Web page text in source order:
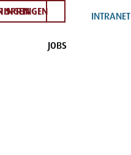
SPRINGEN INTRANET
JOBS